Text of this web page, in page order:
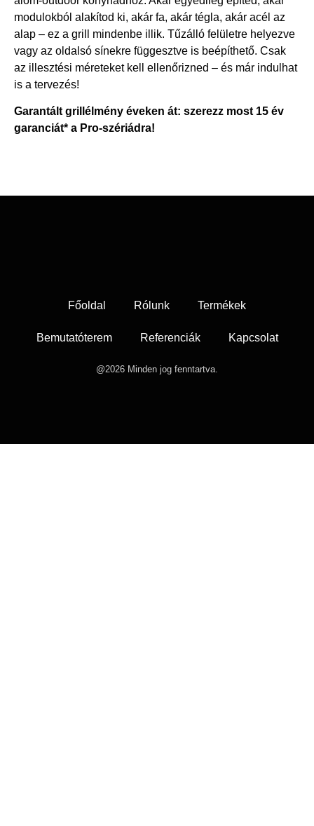
modulokból alakítod ki, akár fa, akár tégla, akár acél az
alap – ez a grill mindenbe illik. Tűzálló felületre helyezve
vagy az oldalsó sínekre függesztve is beépíthető. Csak
az illesztési méreteket kell ellenőrizned – és már indulhat
is a tervezés!
Garantált grillélmény éveken át: szerezz most 15 év
garanciát* a Pro-szériádra!
Főoldal Rólunk Termékek
Bemutatóterem Referenciák Kapcsolat
@2026 Minden jog fenntartva.